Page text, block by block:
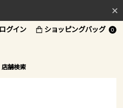
ログイン ショッピングバッグ 0
店舗検索